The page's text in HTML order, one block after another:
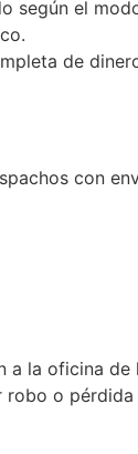
según el
de
con
a la oficina
robo o